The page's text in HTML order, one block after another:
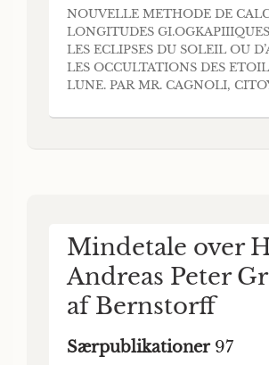
NOUVELLE METHODE DE
LONGITUDES GI.OGKAPIIIQUES
LES ECLIPSES DU SOLEIL OU
LES OCCULTATIONS DES
LUNE. PAR MR. CAGNOLI,
DES ACADEMIES DE PADOUE
Mindetale over
Andreas Peter
af Bernstorff
Særpublikationer 97